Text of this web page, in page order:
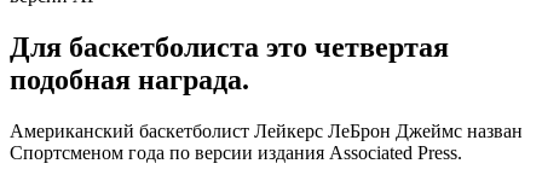
Для баскетболиста это четвертая
подобная награда.
Американский баскетболист Лейкерс ЛеБрон Джеймс назван
Спортсменом года по версии издания Associated Press.